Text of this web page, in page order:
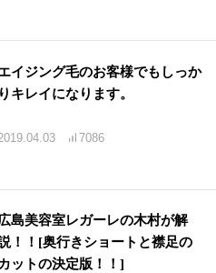
イジング毛のお客様でもしっか
りキレイになります。
7086
島美容室レガーレの木村が解
！！[奥行きショートと襟足の
カットの決定版！！]